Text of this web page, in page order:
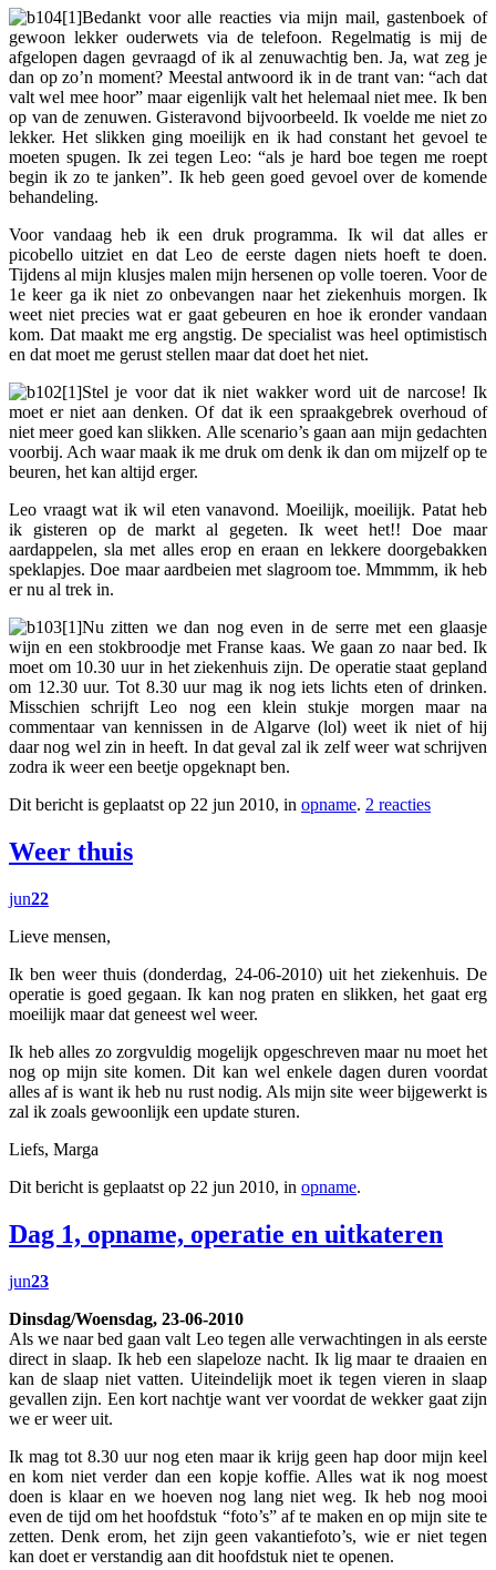
Bedankt voor alle reacties via mijn mail, gastenboek of
gewoon lekker ouderwets via de telefoon. Regelmatig is mij de
afgelopen dagen gevraagd of ik al zenuwachtig ben. Ja, wat zeg je
dan op zo’n moment? Meestal antwoord ik in de trant van: “ach dat
valt wel mee hoor” maar eigenlijk valt het helemaal niet mee. Ik ben
op van de zenuwen. Gisteravond bijvoorbeeld. Ik voelde me niet zo
lekker. Het slikken ging moeilijk en ik had constant het gevoel te
moeten spugen. Ik zei tegen Leo: “als je hard boe tegen me roept
begin ik zo te janken”. Ik heb geen goed gevoel over de komende
behandeling.
Voor vandaag heb ik een druk programma. Ik wil dat alles er
picobello uitziet en dat Leo de eerste dagen niets hoeft te doen.
Tijdens al mijn klusjes malen mijn hersenen op volle toeren. Voor de
1e keer ga ik niet zo onbevangen naar het ziekenhuis morgen. Ik
weet niet precies wat er gaat gebeuren en hoe ik eronder vandaan
kom. Dat maakt me erg angstig. De specialist was heel optimistisch
en dat moet me gerust stellen maar dat doet het niet.
Stel je voor dat ik niet wakker word uit de narcose! Ik
moet er niet aan denken. Of dat ik een spraakgebrek overhoud of
niet meer goed kan slikken. Alle scenario’s gaan aan mijn gedachten
voorbij. Ach waar maak ik me druk om denk ik dan om mijzelf op te
beuren, het kan altijd erger.
Leo vraagt wat ik wil eten vanavond. Moeilijk, moeilijk. Patat heb
ik gisteren op de markt al gegeten. Ik weet het!! Doe maar
aardappelen, sla met alles erop en eraan en lekkere doorgebakken
speklapjes. Doe maar aardbeien met slagroom toe. Mmmmm, ik heb
er nu al trek in.
Nu zitten we dan nog even in de serre met een glaasje
wijn en een stokbroodje met Franse kaas. We gaan zo naar bed. Ik
moet om 10.30 uur in het ziekenhuis zijn. De operatie staat gepland
om 12.30 uur. Tot 8.30 uur mag ik nog iets lichts eten of drinken.
Misschien schrijft Leo nog een klein stukje morgen maar na
commentaar van kennissen in de Algarve (lol) weet ik niet of hij
daar nog wel zin in heeft. In dat geval zal ik zelf weer wat schrijven
zodra ik weer een beetje opgeknapt ben.
Dit bericht is geplaatst op 22 jun 2010, in opname. 2 reacties
Weer thuis
jun22
Lieve mensen,
Ik ben weer thuis (donderdag, 24-06-2010) uit het ziekenhuis. De
operatie is goed gegaan. Ik kan nog praten en slikken, het gaat erg
moeilijk maar dat geneest wel weer.
Ik heb alles zo zorgvuldig mogelijk opgeschreven maar nu moet het
nog op mijn site komen. Dit kan wel enkele dagen duren voordat
alles af is want ik heb nu rust nodig. Als mijn site weer bijgewerkt is
zal ik zoals gewoonlijk een update sturen.
Liefs, Marga
Dit bericht is geplaatst op 22 jun 2010, in opname.
Dag 1, opname, operatie en uitkateren
jun23
Dinsdag/Woensdag, 23-06-2010
Als we naar bed gaan valt Leo tegen alle verwachtingen in als eerste
direct in slaap. Ik heb een slapeloze nacht. Ik lig maar te draaien en
kan de slaap niet vatten. Uiteindelijk moet ik tegen vieren in slaap
gevallen zijn. Een kort nachtje want ver voordat de wekker gaat zijn
we er weer uit.
Ik mag tot 8.30 uur nog eten maar ik krijg geen hap door mijn keel
en kom niet verder dan een kopje koffie. Alles wat ik nog moest
doen is klaar en we hoeven nog lang niet weg. Ik heb nog mooi
even de tijd om het hoofdstuk “foto’s” af te maken en op mijn site te
zetten. Denk erom, het zijn geen vakantiefoto’s, wie er niet tegen
kan doet er verstandig aan dit hoofdstuk niet te openen.